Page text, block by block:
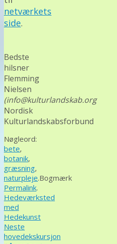
netværkets
side.
Bedste
hilsner
Flemming
Nielsen
(info@kulturlandskab.org
Nordisk
Kulturlandskabsforbund
Nøgleord:
bete,
botanik,
græsning,
naturpleje.Bogmærk
Permalink.
Hedeværksted
med
Hedekunst
Neste
hovedekskursjon